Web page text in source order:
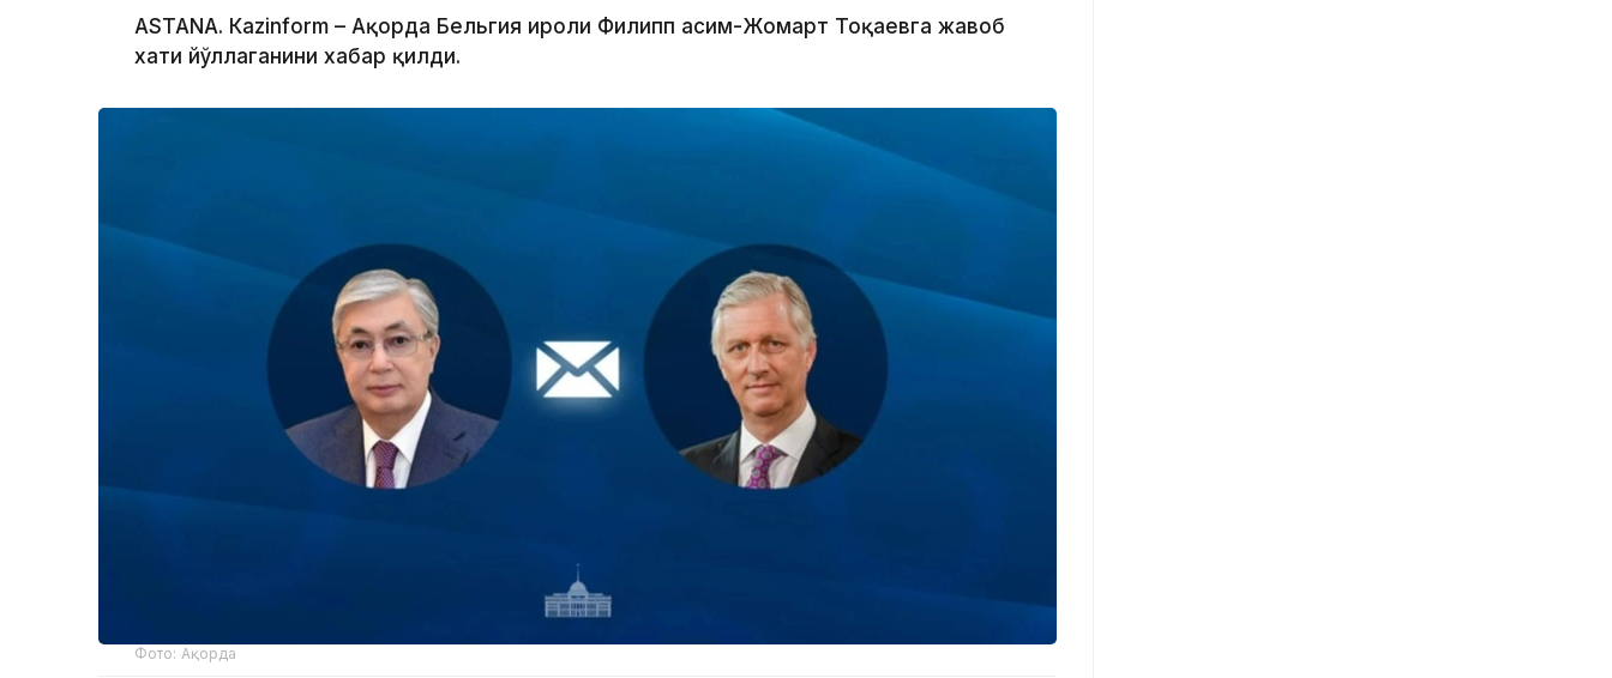
ASTANА. Кazinform – Ақорда Бельгия Қироли Филипп Қасим-Жомарт Тоқаевга жавоб
хати йўллаганини хабар қилди.
Фото: Ақорда